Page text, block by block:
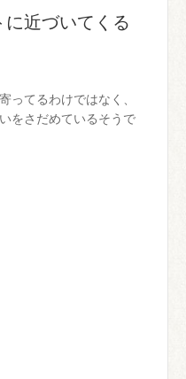
近づいてくる
ってるわけではなく、
をさだめているそうで